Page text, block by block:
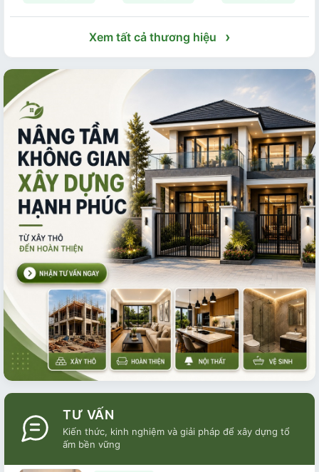
Xem tất cả thương hiệu ›
TƯ VẤN
Kiến thức, kinh nghiệm và giải pháp để xây dựng tổ
ấm bền vững